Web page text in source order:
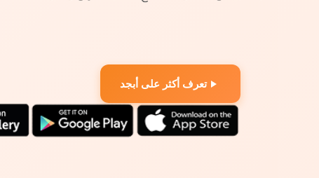
تعرف أكثر على أبجد